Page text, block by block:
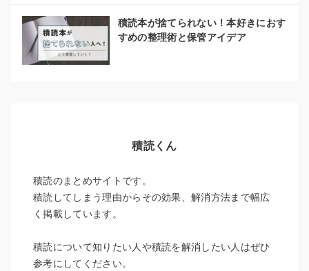
積読本が捨てられない！本好きにおす
すめの整理術と保管アイデア
積読くん
積読のまとめサイトです。
積読してしまう理由からその効果、解消方法まで幅広
く掲載しています。
積読について知りたい人や積読を解消したい人はぜひ
参考にしてください。